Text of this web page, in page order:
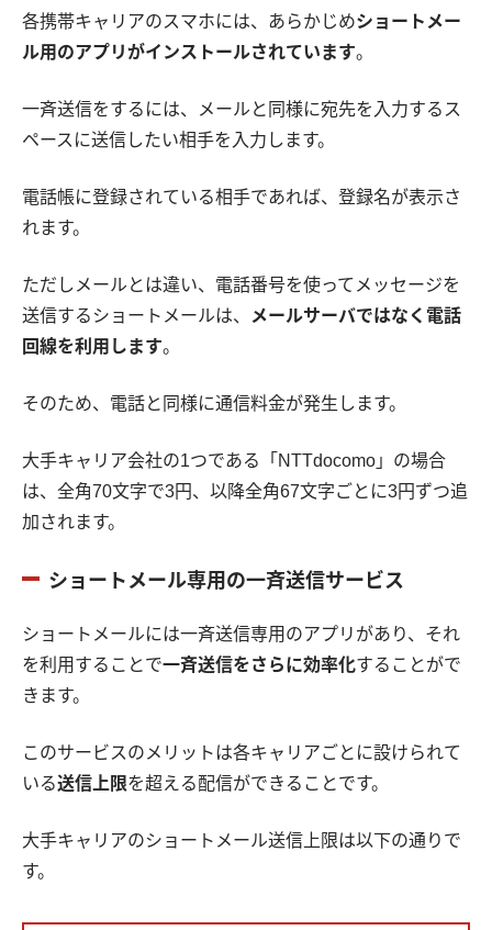
各携帯キャリアのスマホには、あらかじめショートメー
ル用のアプリがインストールされています。
一斉送信をするには、メールと同様に宛先を入力するス
ペースに送信したい相手を入力します。
電話帳に登録されている相手であれば、登録名が表示さ
れます。
ただしメールとは違い、電話番号を使ってメッセージを
送信するショートメールは、
メールサーバではなく電話
回線を利用します。
そのため、電話と同様に通信料金が発生します。
大手キャリア会社の1つである「NTTdocomo」の場合
は、全角70文字で3円、以降全角67文字ごとに3円ずつ追
加されます。
ショートメール専用の一斉送信サービス
ショートメールには一斉送信専用のアプリがあり、それ
を利用することで一斉送信をさらに効率化することがで
きます。
このサービスのメリットは各キャリアごとに設けられて
いる送信上限を超える配信ができることです。
大手キャリアのショートメール送信上限は以下の通りで
す。